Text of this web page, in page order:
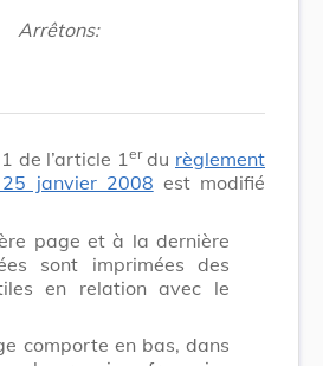
Arrêtons:
de l’article 1 erdu règlement
janvier 2008 est modifié
page et à la dernière
sont imprimées des
en relation avec le
comporte en bas, dans